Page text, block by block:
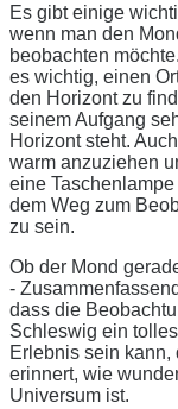
Es gibt einige
wenn man den
beobachten
es wichtig, einen
den Horizont zu
seinem Aufgang
Horizont steht.
warm anzuziehen
eine
dem Weg zum
zu sein.
Ob der Mond
-
dass die
Schleswig ein
Erlebnis sein kann,
erinnert, wie
Universum ist.